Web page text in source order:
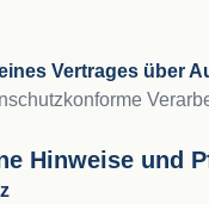
Vertrages über
Hinweise und